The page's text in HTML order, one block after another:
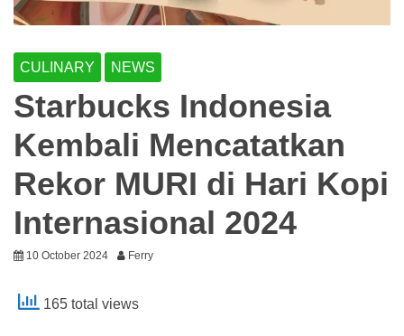
CULINARY NEWS
Starbucks Indonesia
Kembali Mencatatkan
Rekor MURI di Hari Kopi
Internasional 2024
10 October 2024 Ferry
165 total views